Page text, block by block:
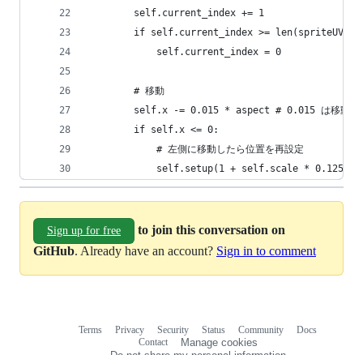
        self.current_index += 1
        if self.current_index >= len(spriteUV):
            self.current_index = 0
        # 移動
        self.x -= 0.015 * aspect # 0.015 は移動量
        if self.x <= 0:
            # 左側に移動したら位置を再設定
self.setup(1 + self.scale * 0.125 *
Sign up for free
to join this conversation on
GitHub. Already have an account? Sign in to comment
Terms Privacy Security Status Community
Docs
Contact
Manage cookies